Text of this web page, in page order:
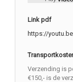
Link pdf
https://
Verzending is
€150,- is de